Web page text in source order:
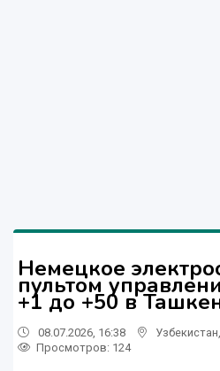
Немецкое
пультом
+1 до +50 в
08.07.2026, 16:38 Узбекистан
Просмотров: 124